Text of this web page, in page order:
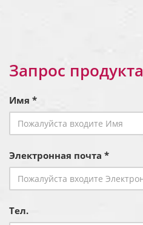
Запрос продукта
Имя *
Электронная почта *
Тел.